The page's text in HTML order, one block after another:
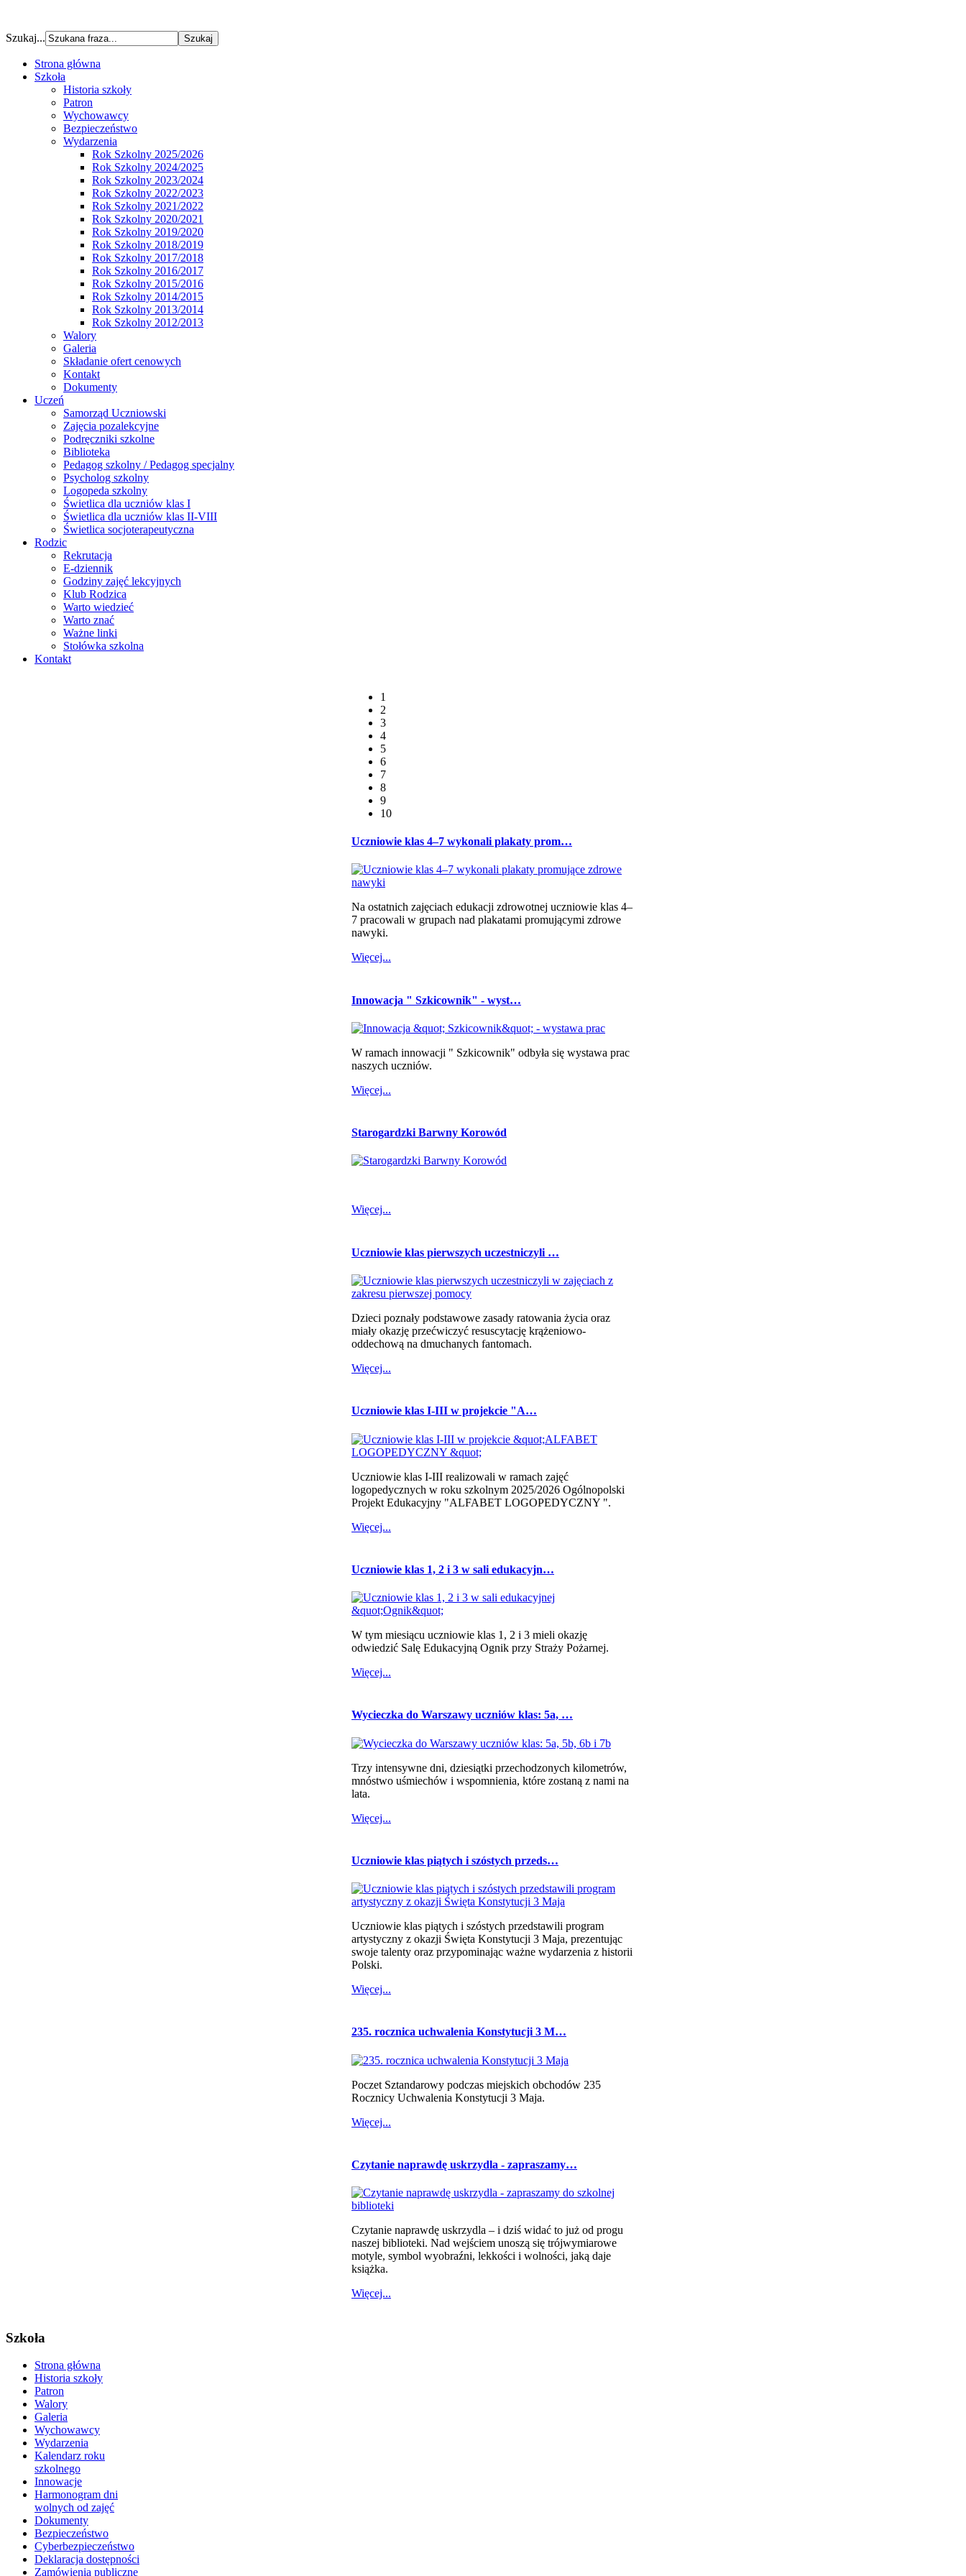
Szukaj...
Strona główna
Szkoła
Historia szkoły
Patron
Wychowawcy
Bezpieczeństwo
Wydarzenia
Rok Szkolny 2025/2026
Rok Szkolny 2024/2025
Rok Szkolny 2023/2024
Rok Szkolny 2022/2023
Rok Szkolny 2021/2022
Rok Szkolny 2020/2021
Rok Szkolny 2019/2020
Rok Szkolny 2018/2019
Rok Szkolny 2017/2018
Rok Szkolny 2016/2017
Rok Szkolny 2015/2016
Rok Szkolny 2014/2015
Rok Szkolny 2013/2014
Rok Szkolny 2012/2013
Walory
Galeria
Składanie ofert cenowych
Kontakt
Dokumenty
Uczeń
Samorząd Uczniowski
Zajęcia pozalekcyjne
Podręczniki szkolne
Biblioteka
Pedagog szkolny / Pedagog specjalny
Psycholog szkolny
Logopeda szkolny
Świetlica dla uczniów klas I
Świetlica dla uczniów klas II-VIII
Świetlica socjoterapeutyczna
Rodzic
Rekrutacja
E-dziennik
Godziny zajęć lekcyjnych
Klub Rodzica
Warto wiedzieć
Warto znać
Ważne linki
Stołówka szkolna
Kontakt
1
2
3
4
5
6
7
8
9
10
Uczniowie klas 4–7 wykonali plakaty prom…
Na ostatnich zajęciach edukacji zdrowotnej uczniowie klas 4–
7 pracowali w grupach nad plakatami promującymi zdrowe
nawyki.
Więcej...
Innowacja " Szkicownik" - wyst…
W ramach innowacji " Szkicownik" odbyła się wystawa prac
naszych uczniów.
Więcej...
Starogardzki Barwny Korowód
Więcej...
Uczniowie klas pierwszych uczestniczyli …
Dzieci poznały podstawowe zasady ratowania życia oraz
miały okazję przećwiczyć resuscytację krążeniowo-
oddechową na dmuchanych fantomach.
Więcej...
Uczniowie klas I-III w projekcie "A…
Uczniowie klas I-III realizowali w ramach zajęć
logopedycznych w roku szkolnym 2025/2026 Ogólnopolski
Projekt Edukacyjny "ALFABET LOGOPEDYCZNY ".
Więcej...
Uczniowie klas 1, 2 i 3 w sali edukacyjn…
W tym miesiącu uczniowie klas 1, 2 i 3 mieli okazję
odwiedzić Salę Edukacyjną Ognik przy Straży Pożarnej.
Więcej...
Wycieczka do Warszawy uczniów klas: 5a, …
Trzy intensywne dni, dziesiątki przechodzonych kilometrów,
mnóstwo uśmiechów i wspomnienia, które zostaną z nami na
lata.
Więcej...
Uczniowie klas piątych i szóstych przeds…
Uczniowie klas piątych i szóstych przedstawili program
artystyczny z okazji Święta Konstytucji 3 Maja, prezentując
swoje talenty oraz przypominając ważne wydarzenia z historii
Polski.
Więcej...
235. rocznica uchwalenia Konstytucji 3 M…
Poczet Sztandarowy podczas miejskich obchodów 235
Rocznicy Uchwalenia Konstytucji 3 Maja.
Więcej...
Czytanie naprawdę uskrzydla - zapraszamy…
Czytanie naprawdę uskrzydla – i dziś widać to już od progu
naszej biblioteki. Nad wejściem unoszą się trójwymiarowe
motyle, symbol wyobraźni, lekkości i wolności, jaką daje
książka.
Więcej...
Szkoła
Strona główna
Historia szkoły
Patron
Walory
Galeria
Wychowawcy
Wydarzenia
Kalendarz roku
szkolnego
Innowacje
Harmonogram dni
wolnych od zajęć
Dokumenty
Bezpieczeństwo
Cyberbezpieczeństwo
Deklaracja dostępności
Zamówienia publiczne